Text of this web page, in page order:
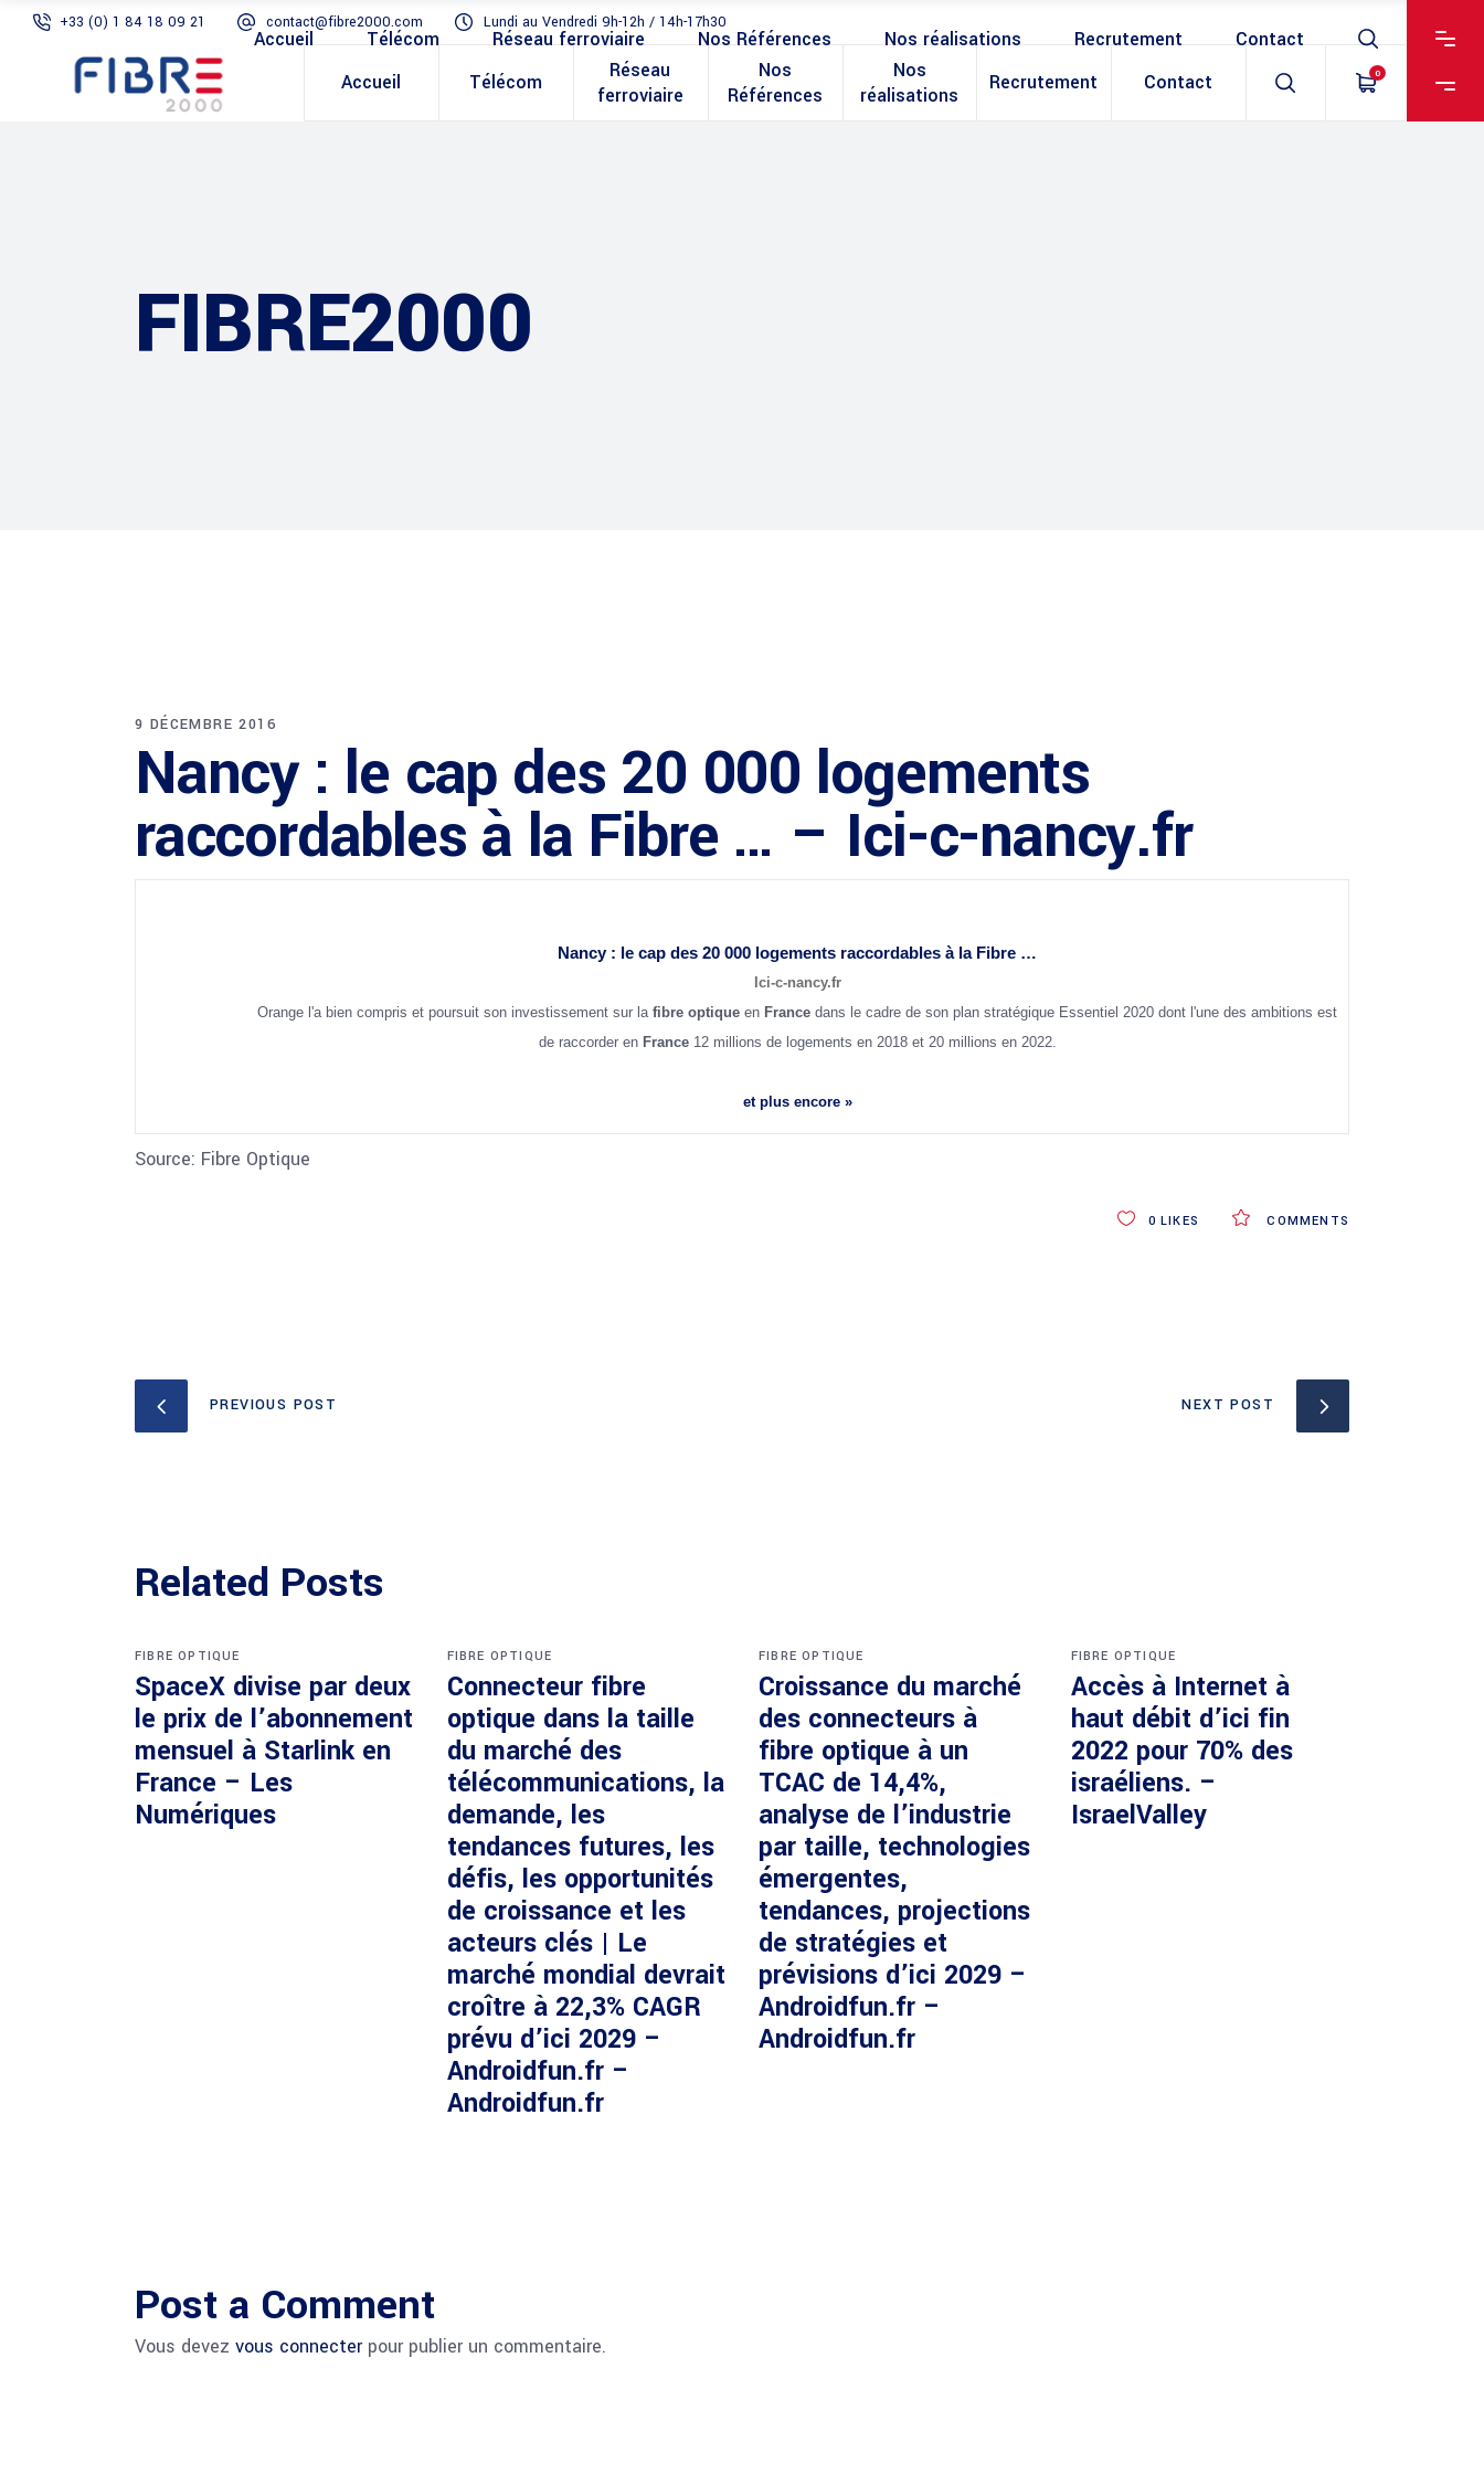
+33 (0) 1 84 18 09 21 contact@fibre2000.com Lundi au Vendredi 9h-12h / 14h-17h30
Accueil Télécom
Réseau
ferroviaire
Nos
Références
Nos
réalisations
Recrutement Contact 0
Accueil Télécom Réseau ferroviaire Nos Références Nos réalisations Recrutement Contact
FIBRE2000
9 DÉCEMBRE 2016
Nancy : le cap des 20 000 logements
raccordables à la Fibre … – Ici-c-nancy.fr
Nancy : le cap des 20 000 logements raccordables à la Fibre …
Ici-c-nancy.fr
Orange l'a bien compris et poursuit son investissement sur la fibre optique en France dans le cadre de son plan stratégique Essentiel 2020 dont l'une des ambitions est
de raccorder en France12 millions de logements en 2018 et 20 millions en 2022.
et plus encore »
Source: Fibre Optique
COMMENTS
0 LIKES
PREVIOUS POST NEXT POST
Related Posts
FIBRE OPTIQUE
SpaceX divise par deux
le prix de l’abonnement
mensuel à Starlink en
France – Les
Numériques
FIBRE OPTIQUE
Connecteur fibre
optique dans la taille
du marché des
télécommunications, la
demande, les
tendances futures, les
défis, les opportunités
de croissance et les
acteurs clés | Le
marché mondial devrait
croître à 22,3% CAGR
prévu d’ici 2029 –
Androidfun.fr –
Androidfun.fr
FIBRE OPTIQUE
Croissance du marché
des connecteurs à
fibre optique à un
TCAC de 14,4%,
analyse de l’industrie
par taille, technologies
émergentes,
tendances, projections
de stratégies et
prévisions d’ici 2029 –
Androidfun.fr –
Androidfun.fr
FIBRE OPTIQUE
Accès à Internet à
haut débit d’ici fin
2022 pour 70% des
israéliens. –
IsraelValley
Post a Comment
Vous devez vous connecterpour publier un commentaire.